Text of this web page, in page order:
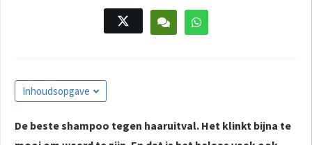
Inhoudsopgave
De beste shampoo tegen haaruitval. Het klinkt bijna te
om